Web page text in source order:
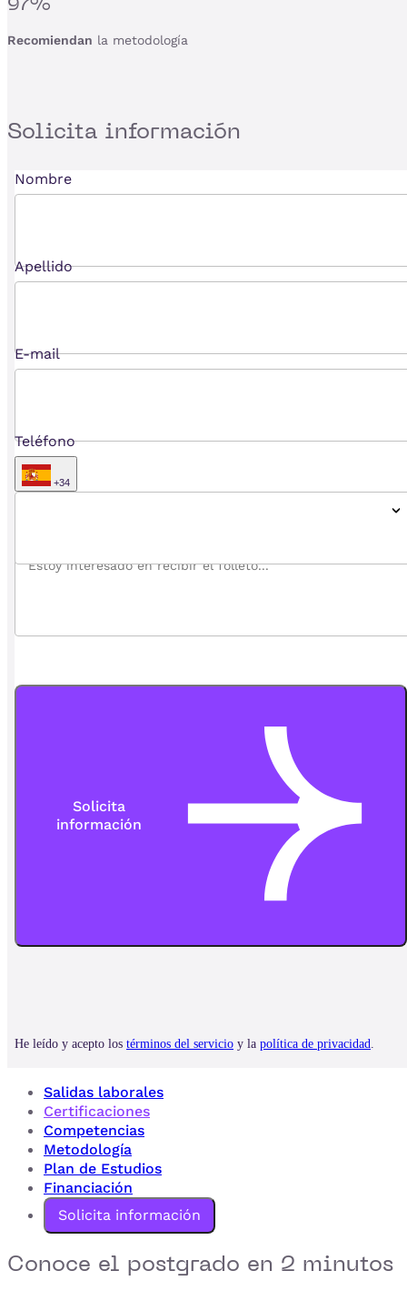
Recomiendan la metodología
Solicita información
Salidas laborales
Certificaciones
Competencias
Metodología
Plan de Estudios
Financiación
Solicita información
Conoce el postgrado en 2 minutos